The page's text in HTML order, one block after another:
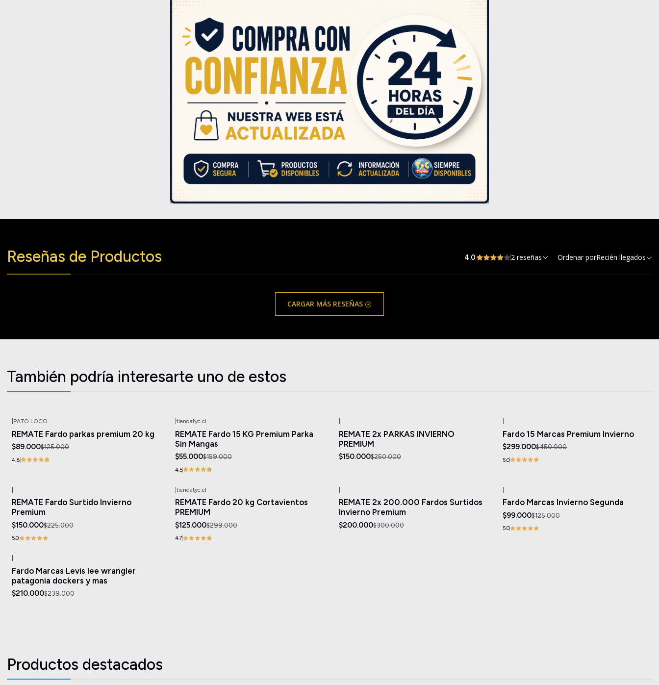
Reseñas de Productos 4.0 2 reseñas Ordenar porRecién llegados
CARGAR MÁS RESEÑAS
También podría interesarte uno de estos
PATO LOCO
REMATE Fardo parkas premium 20 kg
$89.000$125.000
4.8
|tiendatyc.cl
REMATE Fardo 15 KG Premium Parka
Sin Mangas
$55.000$159.000
4.5
REMATE 2x PARKAS INVIERNO
PREMIUM
$150.000$250.000
Fardo 15 Marcas Premium Invierno
$299.000$450.000
5.0
REMATE Fardo Surtido Invierno
Premium
$150.000$225.000
5.0
|tiendatyc.cl
REMATE Fardo 20 kg Cortavientos
PREMIUM
$125.000$299.000
4.7
REMATE 2x 200.000 Fardos Surtidos
Invierno Premium
$200.000$300.000
Fardo Marcas Invierno Segunda
$99.000$125.000
5.0
Agotado
Fardo Marcas Levis lee wrangler
patagonia dockers y mas
$210.000$239.000
Productos destacados